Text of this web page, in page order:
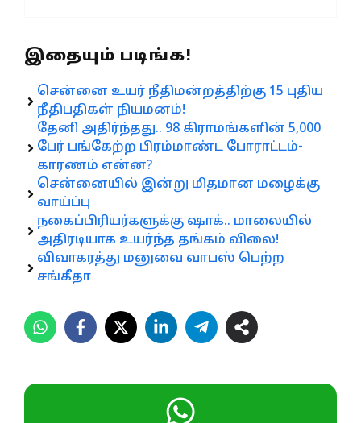
இதையும் படிங்க!
சென்னை உயர் நீதிமன்றத்திற்கு 15 புதிய
நீதிபதிகள் நியமனம்!
தேனி அதிர்ந்தது.. 98 கிராமங்களின் 5,000
பேர் பங்கேற்ற பிரம்மாண்ட போராட்டம்-
காரணம் என்ன?
சென்னையில் இன்று மிதமான மழைக்கு
வாய்ப்பு
நகைப்பிரியர்களுக்கு ஷாக்.. மாலையில்
அதிரடியாக உயர்ந்த தங்கம் விலை!
விவாகரத்து மனுவை வாபஸ் பெற்ற
சங்கீதா